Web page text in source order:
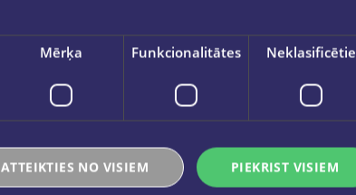
Mērķa Funkcionalitātes Neklasificētie
PIEKRIST VISIEM
ATTEIKTIES NO VISIEM